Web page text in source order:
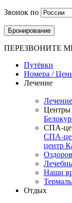
Звонок по
Бронирование
ПЕРЕЗВОНИТЕ
Путёвки
Номера /
Лечение
Центры
СПА-
СПА-
центр
Наши
Отдых